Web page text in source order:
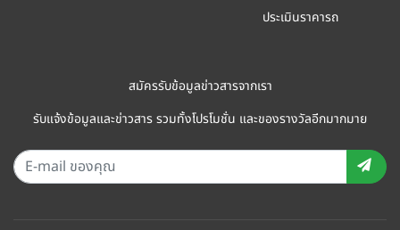
ประเมินราคารถ
สมัครรับข้อมูลข่าวสารจากเรา
รับแจ้งข้อมูลและข่าวสาร รวมทั้งโปรโมชั่น และของรางวัลอีกมากมาย